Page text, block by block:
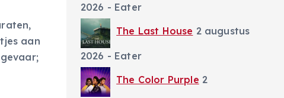
aan
2026 - Eater
The Last House 2 augustus
2026 - Eater
The Color Purple 2